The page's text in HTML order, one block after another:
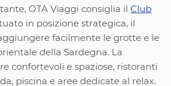
OTA Viaggi consiglia il Club
in posizione strategica, il
facilmente le grotte e le
della Sardegna. La
confortevoli e spaziose, ristoranti
piscina e aree dedicate al relax.